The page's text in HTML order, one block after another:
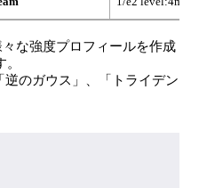
々な強度プロフィールを作成
逆のガウス」、「トライデン